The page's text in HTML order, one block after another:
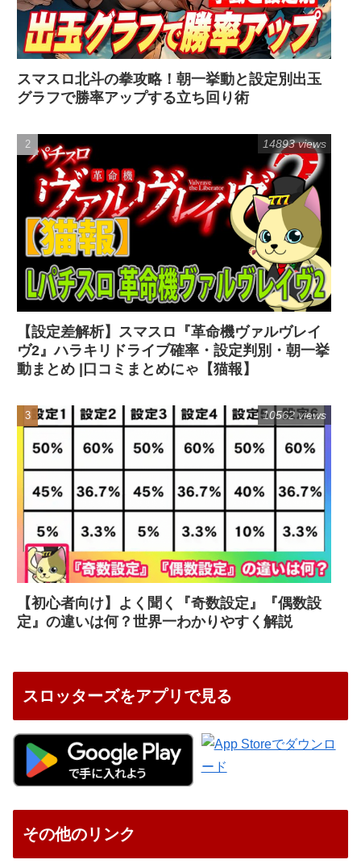
スマスロ北斗の拳攻略！朝一挙動と設定別出玉
グラフで勝率アップする立ち回り術
【設定差解析】スマスロ『革命機ヴァルヴレイ
ヴ2』ハラキリドライブ確率・設定判別・朝一挙
動まとめ |口コミまとめにゃ【猫報】
14893 views
【初心者向け】よく聞く『奇数設定』『偶数設
定』の違いは何？世界一わかりやすく解説
10562 views
スロッターズをアプリで見る
その他のリンク